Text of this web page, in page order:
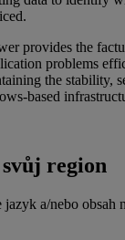
provides the
problems
the stability,
based
region
a/nebo obsah